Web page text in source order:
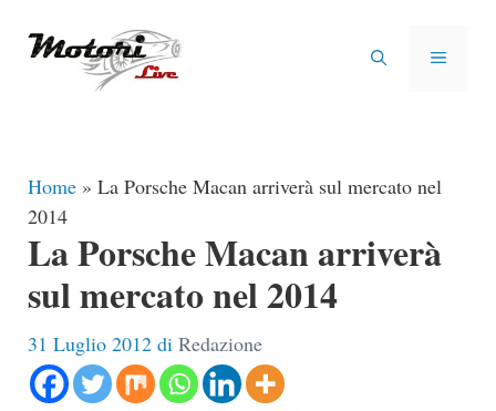
MENU
Home » La Porsche Macan arriverà sul mercato nel
2014
La Porsche Macan arriverà
sul mercato nel 2014
31 Luglio 2012 di Redazione